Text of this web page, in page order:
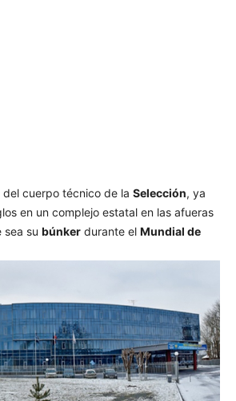
del cuerpo técnico de la Selección, ya
en un complejo estatal en las afueras
sea su búnker durante el Mundial de